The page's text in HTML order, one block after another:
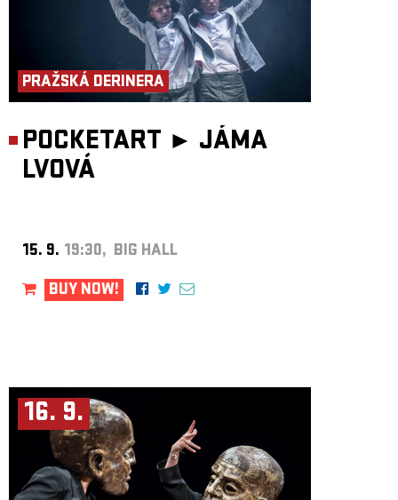
PRAŽSKÁ DERINERA
POCKETART ► JÁMA
LVOVÁ
15. 9. 19:30, BIG HALL
BUY NOW!
16. 9.